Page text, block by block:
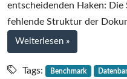
entscheidenden Haken:
fehlende Struktur der
Weiterlesen bei
Benchmarking
FerretDB
»
Tags: Benchmark